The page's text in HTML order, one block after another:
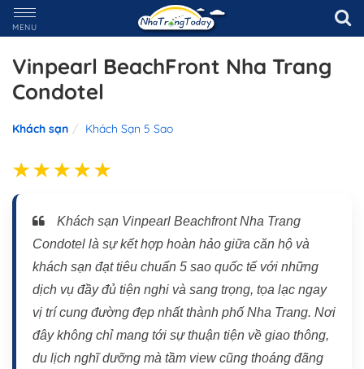
MENU
Vinpearl BeachFront Nha Trang
Condotel
Khách sạn Khách Sạn 5 Sao
Khách sạn Vinpearl Beachfront Nha Trang
Condotel là sự kết hợp hoàn hảo giữa căn hộ và
khách sạn đạt tiêu chuẩn 5 sao quốc tế với những
dịch vụ đầy đủ tiện nghi và sang trọng, tọa lạc ngay
vị trí cung đường đẹp nhất thành phố Nha Trang. Nơi
đây không chỉ mang tới sự thuận tiện về giao thông,
du lịch nghĩ dưỡng mà tầm view cũng thoáng đãng